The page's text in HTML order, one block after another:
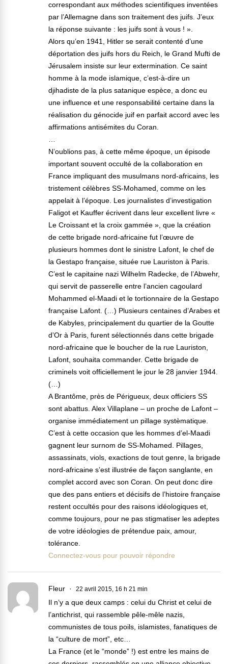
correspondant aux méthodes scientifiques inventées
par l’Allemagne dans son traitement des juifs. J’eux
la réponse suivante : les juifs sont à vous ! ».
Alors qu’en 1941, Hitler se serait contenté d’une
déportation des juifs hors du Reich, le Grand Mufti de
Jérusalem insiste sur leur extermination. Ce saint
homme à la mode islamique, c’est-à-dire un
djihadiste de la plus satanique espèce, a donc eu
une influence et une responsabilité certaine dans la
réalisation du génocide juif en parfait accord avec les
affirmations antisémites du Coran.
N’oublions pas, à cette même époque, un épisode
important souvent occulté de la collaboration en
France impliquant des musulmans nord-africains, les
tristement célèbres SS-Mohamed, comme on les
appelait à l’époque. Les journalistes d’investigation
Faligot et Kauffer écrivent dans leur excellent livre «
Le Croissant et la croix gammée », que la création
de cette brigade nord-africaine fut l’œuvre de
plusieurs hommes dont le sinistre Lafont, le chef de
la Gestapo française, située rue Lauriston à Paris.
C’est le capitaine nazi Wilhelm Radecke, de l’Abwehr,
qui servit de passerelle entre l’ancien cagoulard
Mohammed el-Maadi et le tortionnaire de la Gestapo
française Lafont. (…) Plusieurs centaines d’Arabes et
de Kabyles, principalement du quartier de la Goutte
d’Or à Paris, furent sélectionnés dans cette brigade
nord-africaine que le boucher de la rue Lauriston,
Lafont, souhaita commander. Cette brigade de
criminels voit officiellement le jour le 28 janvier 1944.
(…)
A Brantôme, près de Périgueux, deux officiers SS
sont abattus. Alex Villaplane – un proche de Lafont –
organise immédiatement un pillage systèmatique.
C’est à cette occasion que les hommes d’el-Maadi
gagnent leur surnom de SS-Mohamed. Pillages,
assassinats, viols, exactions de tout genre, la brigade
nord-africaine s’est illustrée de façon sanglante, en
complet accord avec son Coran. On peut donc dire
que des pans entiers et décisifs de l’histoire française
restent occultés pour des raisons idéologiques et,
comme toujours, pour ne pas stigmatiser les adeptes
de votre idéologies de prétendue paix, amour,
tolérance.
Connectez-vous pour pouvoir répondre
Fleur 22 avril 2015, 16 h 21 min
Il n’y a que deux camps : celui du Christ et celui de
l’antichrist, qui rassemble pêle-mêle nazis,
communistes de tous poils, islamistes, fanatiques de
la “culture de mort”, etc…
La France (et le “monde” !) est entre les mains de